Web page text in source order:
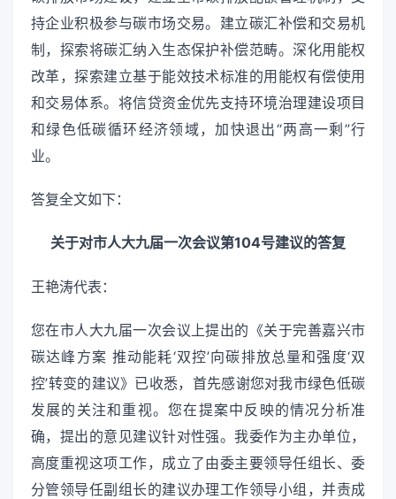
持企业积极参与碳市场交易。建立碳汇补偿和交易机
制，探索将碳汇纳入生态保护补偿范畴。深化用能权
改革，探索建立基于能效技术标准的用能权有偿使用
和交易体系。将信贷资金优先支持环境治理建设项目
和绿色低碳循环经济领域，加快退出“两高一剩”行
业。
答复全文如下：
关于对市人大九届一次会议第104号建议的答复
王艳涛代表：
您在市人大九届一次会议上提出的《关于完善嘉兴市
碳达峰方案 推动能耗‘双控’向碳排放总量和强度‘双
控’转变的建议》已收悉，首先感谢您对我市绿色低碳
发展的关注和重视。您在提案中反映的情况分析准
确，提出的意见建议针对性强。我委作为主办单位，
高度重视这项工作，成立了由委主要领导任组长、委
分管领导任副组长的建议办理工作领导小组，并责成